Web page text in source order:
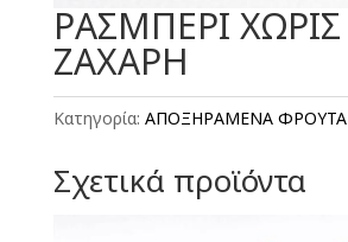
ΡΑΣΜΠΕΡΙ ΧΩΡΙΣ
ΖΑΧΑΡΗ
Κατηγορία: ΑΠΟΞΗΡΑΜΕΝΑ ΦΡΟΥΤΑ
Σχετικά προϊόντα